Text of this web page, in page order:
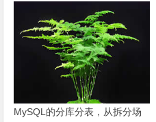
MySQL的分库分表，从拆分场